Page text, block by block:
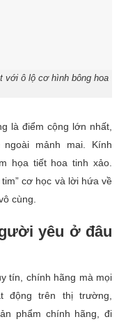
với ô lộ cơ hình bông hoa
là điểm cộng lớn nhất,
mảnh mai. Kính
họa tiết hoa tinh xảo.
cơ học và lời hứa về
cùng.
yêu ở đâu
tín, chính hãng mà mọi
động trên thị trường,
phẩm chính hãng, đi